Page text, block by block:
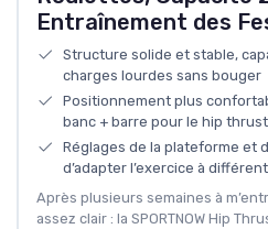
Entraînement des
Structure solide et stable,
charges lourdes sans bouger
Positionnement plus
banc + barre pour le hip thrust
Réglages de la plateforme et
d’adapter l’exercice à
Après plusieurs semaines à
assez clair : la SPORTNOW Hip